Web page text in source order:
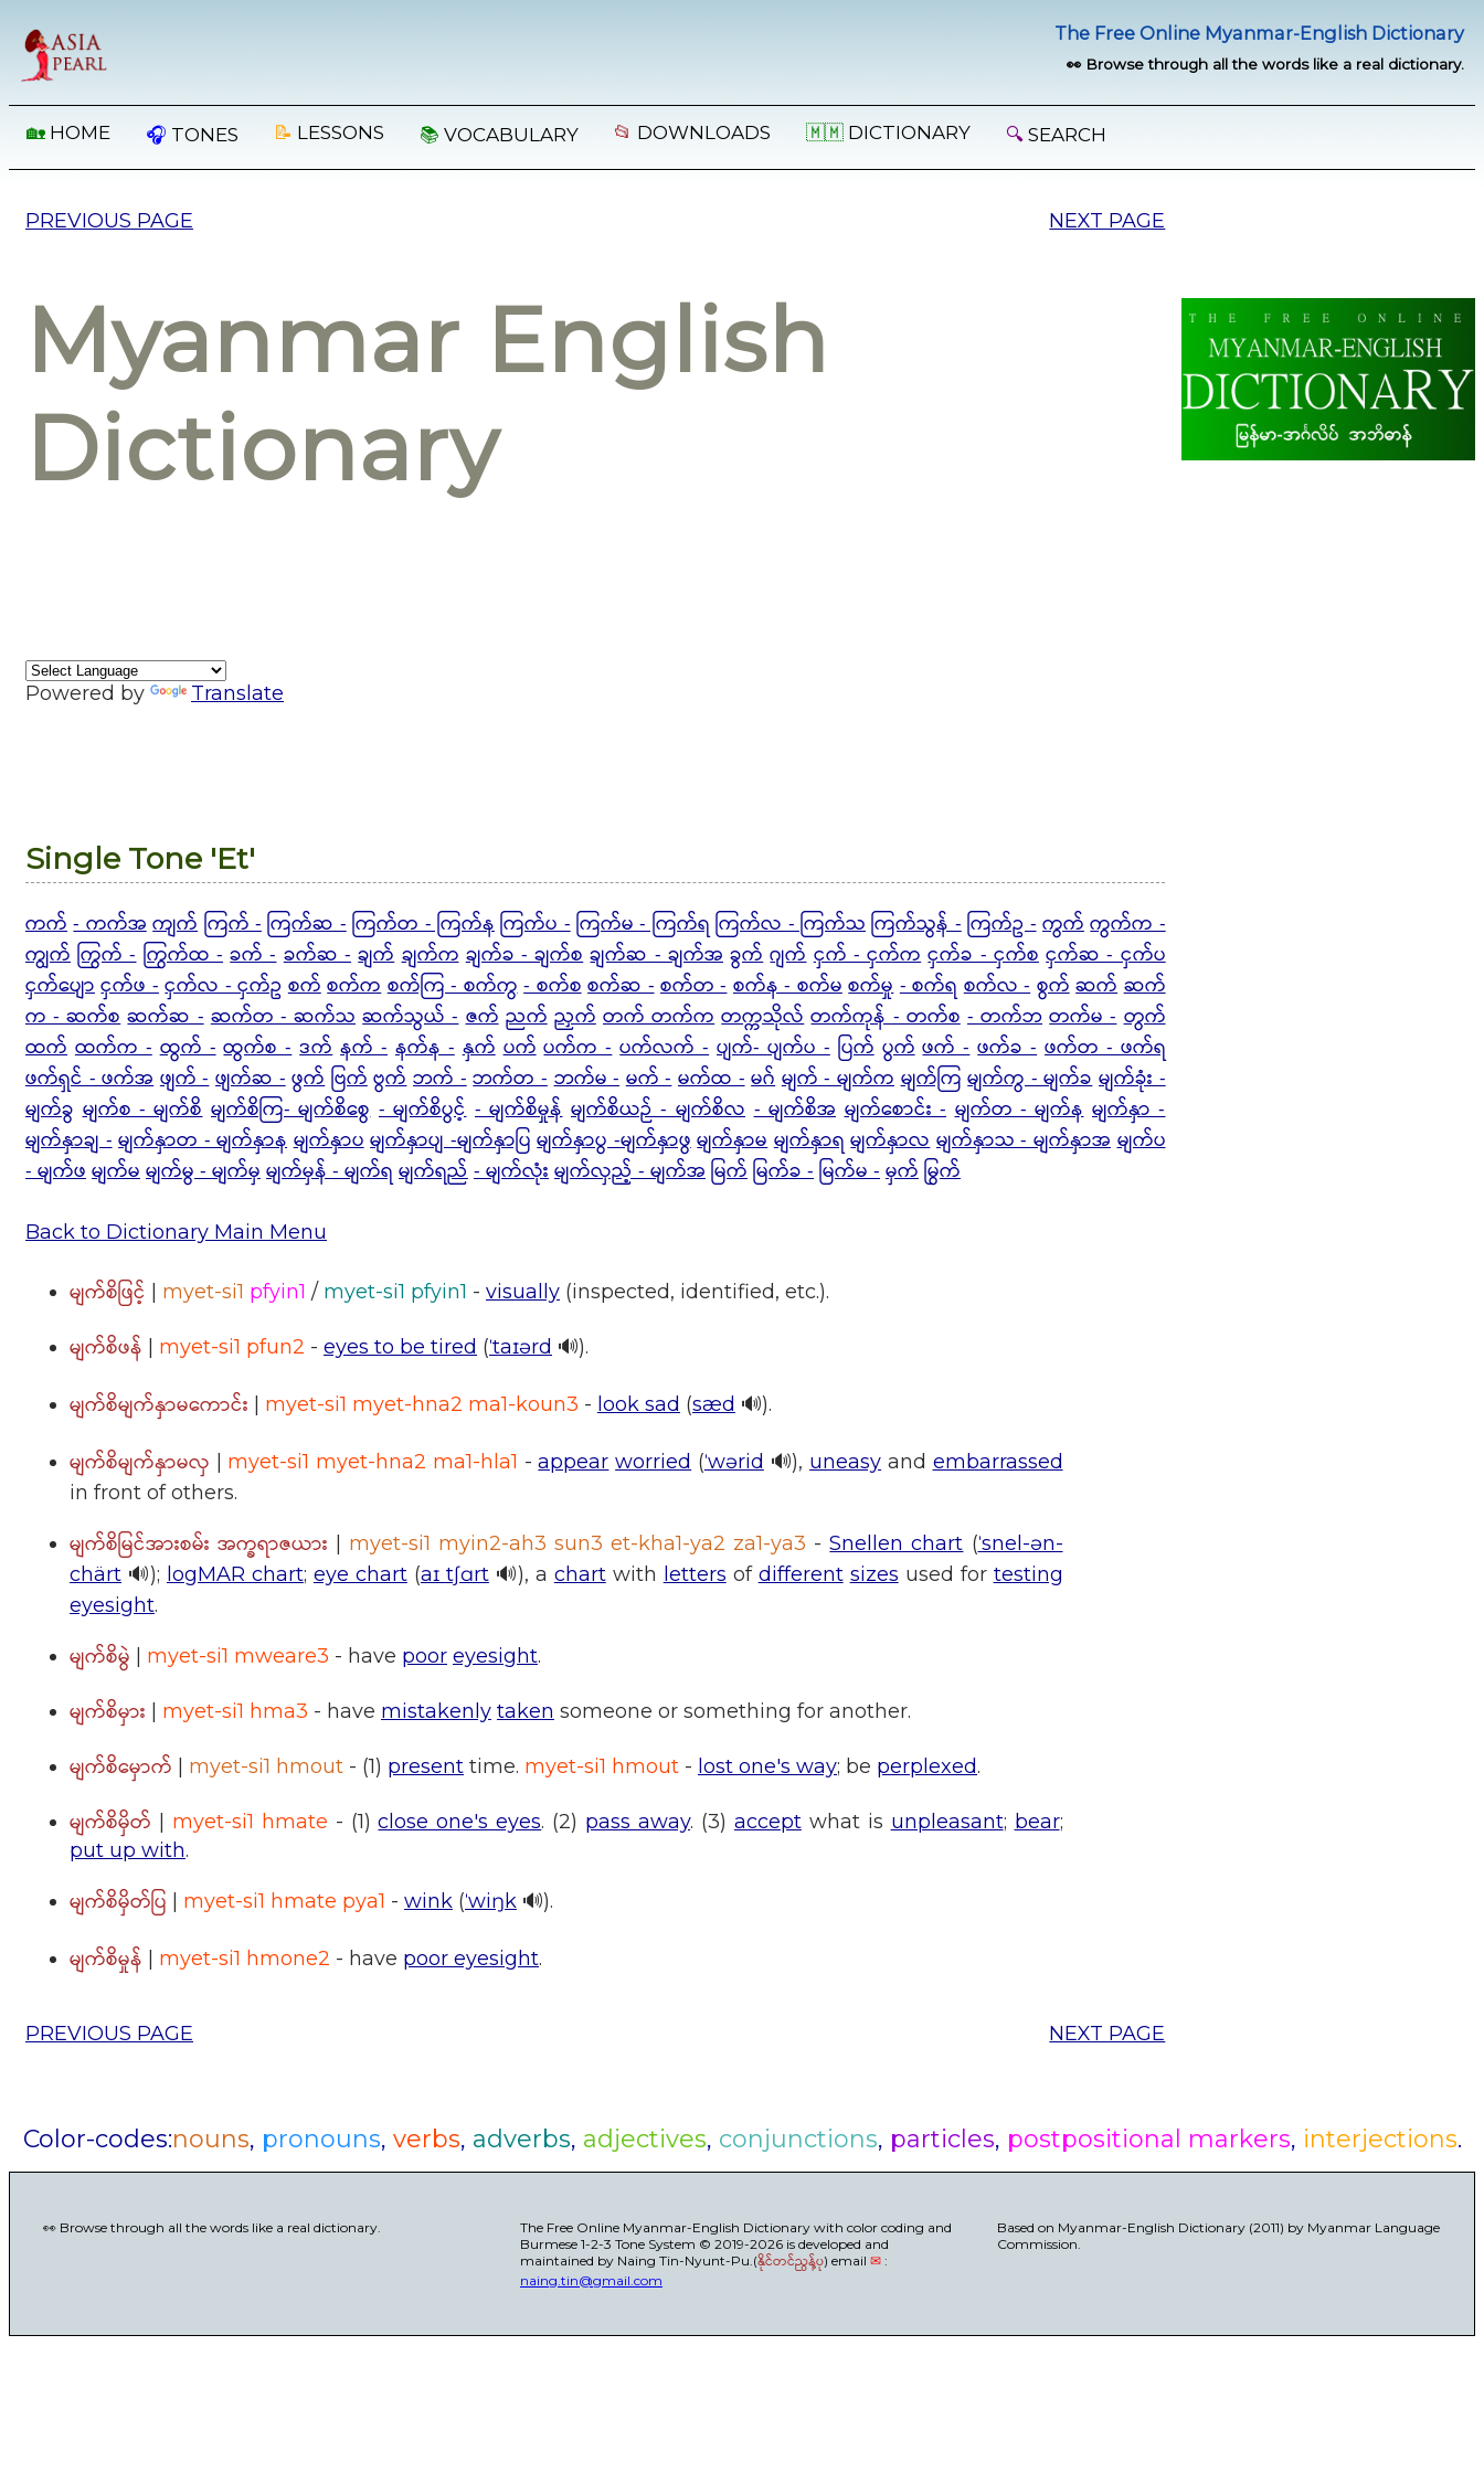
The Free Online Myanmar-English Dictionary
👀 Browse through all the words like a real dictionary.
🏡 HOME 🎧 TONES 📝 LESSONS 📚 VOCABULARY 📂 DOWNLOADS 🇲🇲 DICTIONARY 🔍 SEARCH
PREVIOUS PAGE NEXT PAGE
Myanmar English
Dictionary
Powered by Translate
Single Tone 'Et'
ကက်- ကက်အကျက် ကြက် -ကြက်ဆ -ကြက်တ - ကြက်နကြက်ပ -ကြက်မ - ကြက်ရ ကြက်လ - ကြက်သကြက်သွန် -ကြက်ဥ -ကွက်ကွက်က -
ကျွက် ကြွက် - ကြွက်ထ - ခက် - ခက်ဆ - ချက် ချက်က ချက်ခ - ချက်စ ချက်ဆ - ချက်အ ခွက် ဂျက် ငှက် - ငှက်က ငှက်ခ - ငှက်စ ငှက်ဆ - ငှက်ပ
ငှက်ပျောငှက်ဖ -ငှက်လ - ငှက်ဥ စက်စက်ကစက်ကြ - စက်ကွ- စက်စစက်ဆ -စက်တ -စက်န - စက်မစက်မှု- စက်ရ စက်လ - စွက်ဆက်ဆက်
က - ဆက်စ ဆက်ဆ - ဆက်တ - ဆက်သ ဆက်သွယ် - ဇက် ညက် ညှက် တက် တက်က တက္ကသိုလ် တက်ကုန် - တက်စ - တက်ဘ တက်မ - တွက်
ထက် ထက်က - ထွက် - ထွက်စ - ဒက် နက် - နက်န - နှက် ပက် ပက်က - ပက်လက် - ပျက်-ပျက်ပ - ပြက် ပွက် ဖက် - ဖက်ခ - ဖက်တ - ဖက်ရ
ဖက်ရှင် - ဖက်အ ဖျက် - ဖျက်ဆ - ဖွက် ဗြက် ဗွက် ဘက် - ဘက်တ - ဘက်မ - မက် - မက်ထ - မဂ် မျက် - မျက်က မျက်ကြ မျက်ကွ - မျက်ခ မျက်ခုံး -
မျက်ခွ မျက်စ - မျက်စိ မျက်စိကြ- မျက်စိစွေ - မျက်စိပွင့် - မျက်စိမှုန် မျက်စိယဉ် - မျက်စိလ - မျက်စိအ မျက်စောင်း - မျက်တ - မျက်န မျက်နှာ -
မျက်နှာချ -မျက်နှာတ - မျက်နှာနမျက်နှာပမျက်နှာပျ -မျက်နှာပြ မျက်နှာပွ -မျက်နှာဖွမျက်နှာမမျက်နှာရ မျက်နှာလ မျက်နှာသ - မျက်နှာအမျက်ပ
- မျက်ဖမျက်မမျက်မွ - မျက်မှမျက်မှန် - မျက်ရ မျက်ရည်- မျက်လုံးမျက်လှည့် - မျက်အမြက်မြက်ခ -မြက်မ -မှက်မြွက်
Back to Dictionary Main Menu
မျက်စိဖြင့် | myet-si1 pfyin1 / myet-si1 pfyin1 - visually (inspected, identified, etc.).
မျက်စိဖန် | myet-si1 pfun2 - eyes to be tired (ˈtaɪərd 🔊).
မျက်စိမျက်နှာမကောင်း | myet-si1 myet-hna2 ma1-koun3 - look sad (sæd 🔊).
မျက်စိမျက်နှာမလှ | myet-si1 myet-hna2 ma1-hla1 -appear worried (ˈwərid 🔊), uneasy and embarrassed
in front of others.
မျက်စိမြင်အားစမ်း အက္ခရာဇယား | myet-si1 myin2-ah3 sun3 et-kha1-ya2 za1-ya3 -Snellen chart (ˈsnel-ən-
chärt 🔊); logMAR chart; eye chart(aɪ tʃɑrt🔊), a chartwith letters of different sizes used for testing
eyesight.
မျက်စိမွဲ | myet-si1 mweare3 - have poor eyesight.
မျက်စိမှား | myet-si1 hma3 - have mistakenly taken someone or something for another.
မျက်စိမှောက် | myet-si1 hmout - (1) present time. myet-si1 hmout - lost one's way; be perplexed.
မျက်စိမှိတ် | myet-si1 hmate - (1)close one's eyes. (2) pass away. (3) acceptwhat is unpleasant; bear;
put up with.
မျက်စိမှိတ်ပြ | myet-si1 hmate pya1 - wink (ˈwiŋk 🔊).
မျက်စိမှုန် | myet-si1 hmone2 - have poor eyesight.
PREVIOUS PAGE NEXT PAGE
Color-codes:nouns, pronouns, verbs, adverbs, adjectives, conjunctions, particles, postpositional markers, interjections.
👀 Browse through all the words like a real dictionary.
The Free Online Myanmar-English Dictionary with color coding and
Burmese 1-2-3 Tone System © 2019-2026 is developed and
maintained by Naing Tin-Nyunt-Pu.(နိုင်တင်ညွန့်ပု) email ✉:
naing.tin@gmail.com
Based on Myanmar-English Dictionary (2011) by Myanmar Language
Commission.